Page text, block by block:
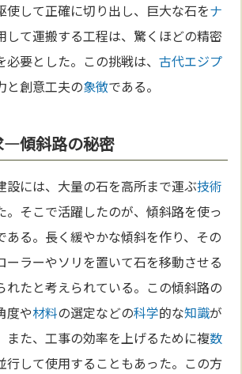
使して正確に切り出し、巨大な石をナ
して運搬する工程は、驚くほどの精密
必要とした。この挑戦は、古代エジプ
と創意工夫の象徴である。
—傾斜路の秘密
設には、大量の石を高所まで運ぶ技術
。そこで活躍したのが、傾斜路を使っ
ある。長く緩やかな傾斜を作り、その
ーラーやソリを置いて石を移動させる
れたと考えられている。この傾斜路の
度や材料の選定などの科学的な知識が
また、工事の効率を上げるために複数
行して使用することもあった。この方